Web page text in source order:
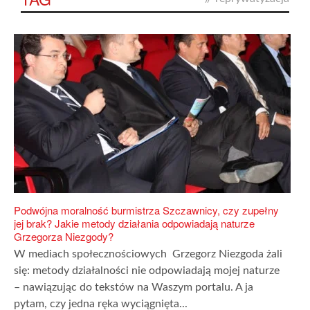
Podwójna moralność burmistrza Szczawnicy, czy zupełny
jej brak? Jakie metody działania odpowiadają naturze
Grzegorza Niezgody?
W mediach społecznościowych Grzegorz Niezgoda żali
się: metody działalności nie odpowiadają mojej naturze
– nawiązując do tekstów na Waszym portalu. A ja
pytam, czy jedna ręka wyciągnięta...